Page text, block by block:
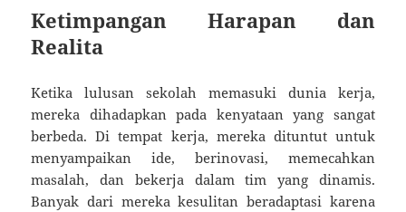
Ketimpangan Harapan dan
Realita
Ketika lulusan sekolah memasuki dunia kerja,
mereka dihadapkan pada kenyataan yang sangat
berbeda. Di tempat kerja, mereka dituntut untuk
menyampaikan ide, berinovasi, memecahkan
masalah, dan bekerja dalam tim yang dinamis.
Banyak dari mereka kesulitan beradaptasi karena